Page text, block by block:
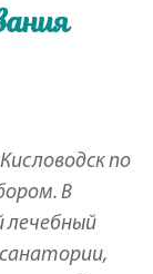
по
В
лечебный